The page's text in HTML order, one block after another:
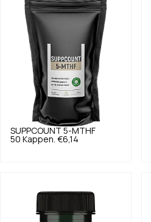
SUPPCOUNT 5-MTHF
50 Kappen. €6,14